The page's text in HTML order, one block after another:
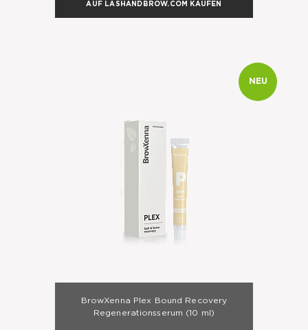
AUF LASHANDBROW.COM KAUFEN
NEU
BrowXenna Plex Bound Recovery
Regenerationsserum (10 ml)